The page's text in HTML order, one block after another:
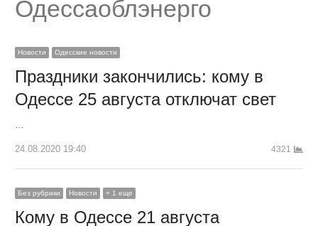
Одессаоблэнерго
Новости Одесские новости
Праздники закончились: кому в
Одессе 25 августа отключат свет
…
24.08.2020 19:40 4321
Без рубрики Новости + 1 еще
Кому в Одессе 21 августа